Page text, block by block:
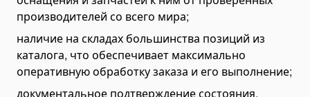
Уборщики коммунальные
Снегоплавильные машины
Поливальные машины
Подметально-уборочные машины
Поломоющие машины
производителей со всего мира;
наличие на складах большинства позиций из
каталога, что обеспечивает максимально
оперативную обработку заказа и его выполнение;
документальное подтверждение состояния,